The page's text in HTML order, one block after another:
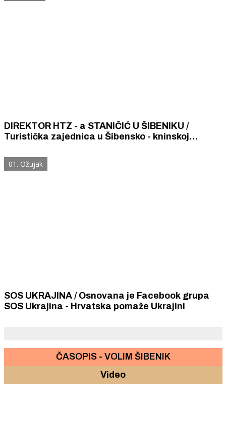
DIREKTOR HTZ - a STANIČIĆ U ŠIBENIKU /
Turistička zajednica u Šibensko - kninskoj
funkcioniraju
01. Ožujak
SOS UKRAJINA / Osnovana je Facebook grupa
SOS Ukrajina - Hrvatska pomaže Ukrajini
ČASOPIS - VOLIM ŠIBENIK
Video